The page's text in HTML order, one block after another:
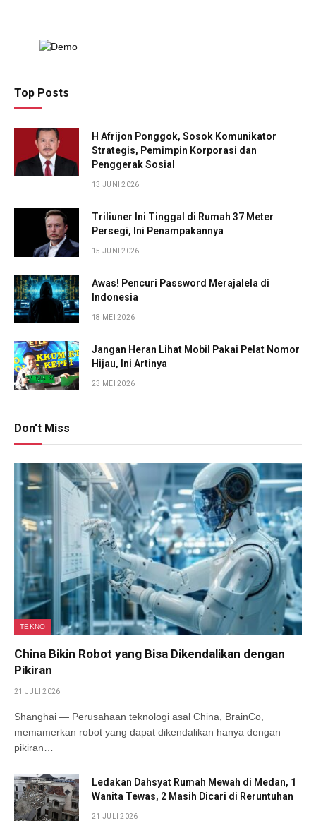
Top Posts
H Afrijon Ponggok, Sosok Komunikator
Strategis, Pemimpin Korporasi dan
Penggerak Sosial
13 JUNI 2026
Triliuner Ini Tinggal di Rumah 37 Meter
Persegi, Ini Penampakannya
15 JUNI 2026
Awas! Pencuri Password Merajalela di
Indonesia
18 MEI 2026
Jangan Heran Lihat Mobil Pakai Pelat Nomor
Hijau, Ini Artinya
23 MEI 2026
Don't Miss
TEKNO
China Bikin Robot yang Bisa Dikendalikan dengan
Pikiran
21 JULI 2026
Shanghai — Perusahaan teknologi asal China, BrainCo,
memamerkan robot yang dapat dikendalikan hanya dengan
pikiran…
Ledakan Dahsyat Rumah Mewah di Medan, 1
Wanita Tewas, 2 Masih Dicari di Reruntuhan
21 JULI 2026